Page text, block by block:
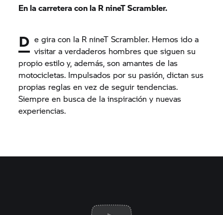
En la carretera con la R nineTScrambler.
D e gira con la R nineT Scrambler. Hemos ido a
visitar a verdaderos hombres que siguen su
propio estilo y, además, son amantes de las
motocicletas. Impulsados por su pasión, dictan sus
propias reglas en vez de seguir tendencias.
Siempre en busca de la inspiración y nuevas
experiencias.